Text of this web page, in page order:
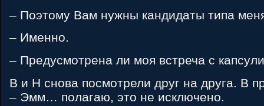
– Поэтому Вам нужны кандидаты типа
– Именно.
– Предусмотрена ли моя встреча с
B и H снова посмотрели друг на друга. B
– Эмм… полагаю, это не исключено.